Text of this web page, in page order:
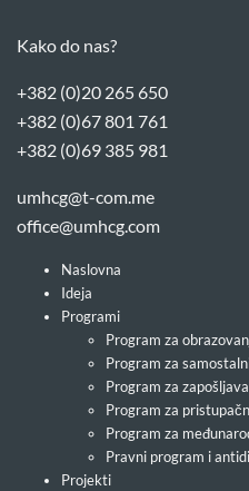
Kako do nas?
+382 (0)20 265 650
+382 (0)67 801 761
+382 (0)69 385 981
umhcg@t-com.me
office@umhcg.com
Naslovna
Ideja
Programi
Program za
Program za
Program za
Program za
Program za
Pravni program i
Projekti